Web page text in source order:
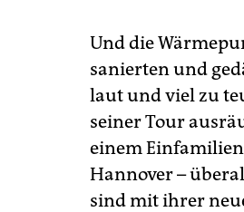
Und die
sanierten und
laut und viel zu
seiner Tour
einem
Hannover –
sind mit ihrer